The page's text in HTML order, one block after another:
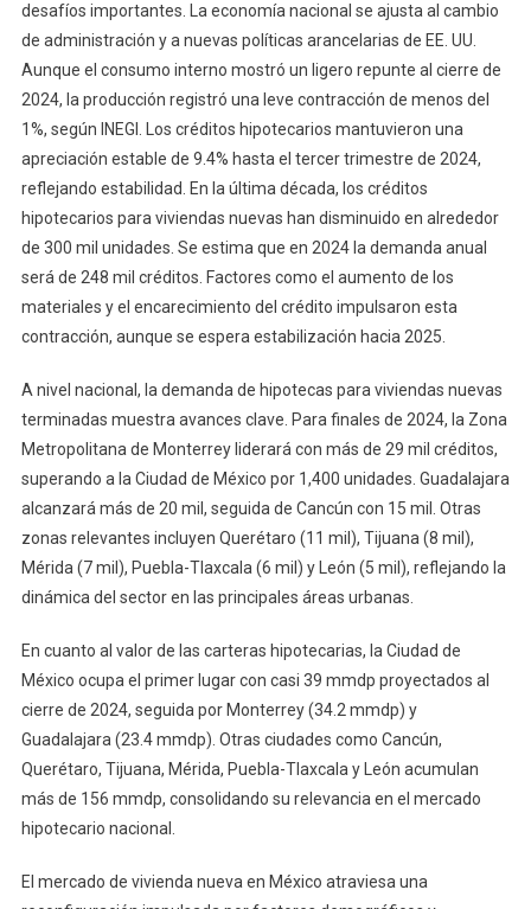
desafíos importantes. La economía nacional se ajusta al cambio
de administración y a nuevas políticas arancelarias de EE. UU.
Aunque el consumo interno mostró un ligero repunte al cierre de
2024, la producción registró una leve contracción de menos del
1%, según INEGI. Los créditos hipotecarios mantuvieron una
apreciación estable de 9.4% hasta el tercer trimestre de 2024,
reflejando estabilidad. En la última década, los créditos
hipotecarios para viviendas nuevas han disminuido en alrededor
de 300 mil unidades. Se estima que en 2024 la demanda anual
será de 248 mil créditos. Factores como el aumento de los
materiales y el encarecimiento del crédito impulsaron esta
contracción, aunque se espera estabilización hacia 2025.
A nivel nacional, la demanda de hipotecas para viviendas nuevas
terminadas muestra avances clave. Para finales de 2024, la Zona
Metropolitana de Monterrey liderará con más de 29 mil créditos,
superando a la Ciudad de México por 1,400 unidades. Guadalajara
alcanzará más de 20 mil, seguida de Cancún con 15 mil. Otras
zonas relevantes incluyen Querétaro (11 mil), Tijuana (8 mil),
Mérida (7 mil), Puebla-Tlaxcala (6 mil) y León (5 mil), reflejando la
dinámica del sector en las principales áreas urbanas.
En cuanto al valor de las carteras hipotecarias, la Ciudad de
México ocupa el primer lugar con casi 39 mmdp proyectados al
cierre de 2024, seguida por Monterrey (34.2 mmdp) y
Guadalajara (23.4 mmdp). Otras ciudades como Cancún,
Querétaro, Tijuana, Mérida, Puebla-Tlaxcala y León acumulan
más de 156 mmdp, consolidando su relevancia en el mercado
hipotecario nacional.
El mercado de vivienda nueva en México atraviesa una